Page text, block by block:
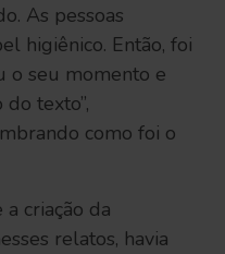
As pessoas
higiênico. Então, foi
o seu momento e
texto”,
como foi o
criação da
relatos, havia